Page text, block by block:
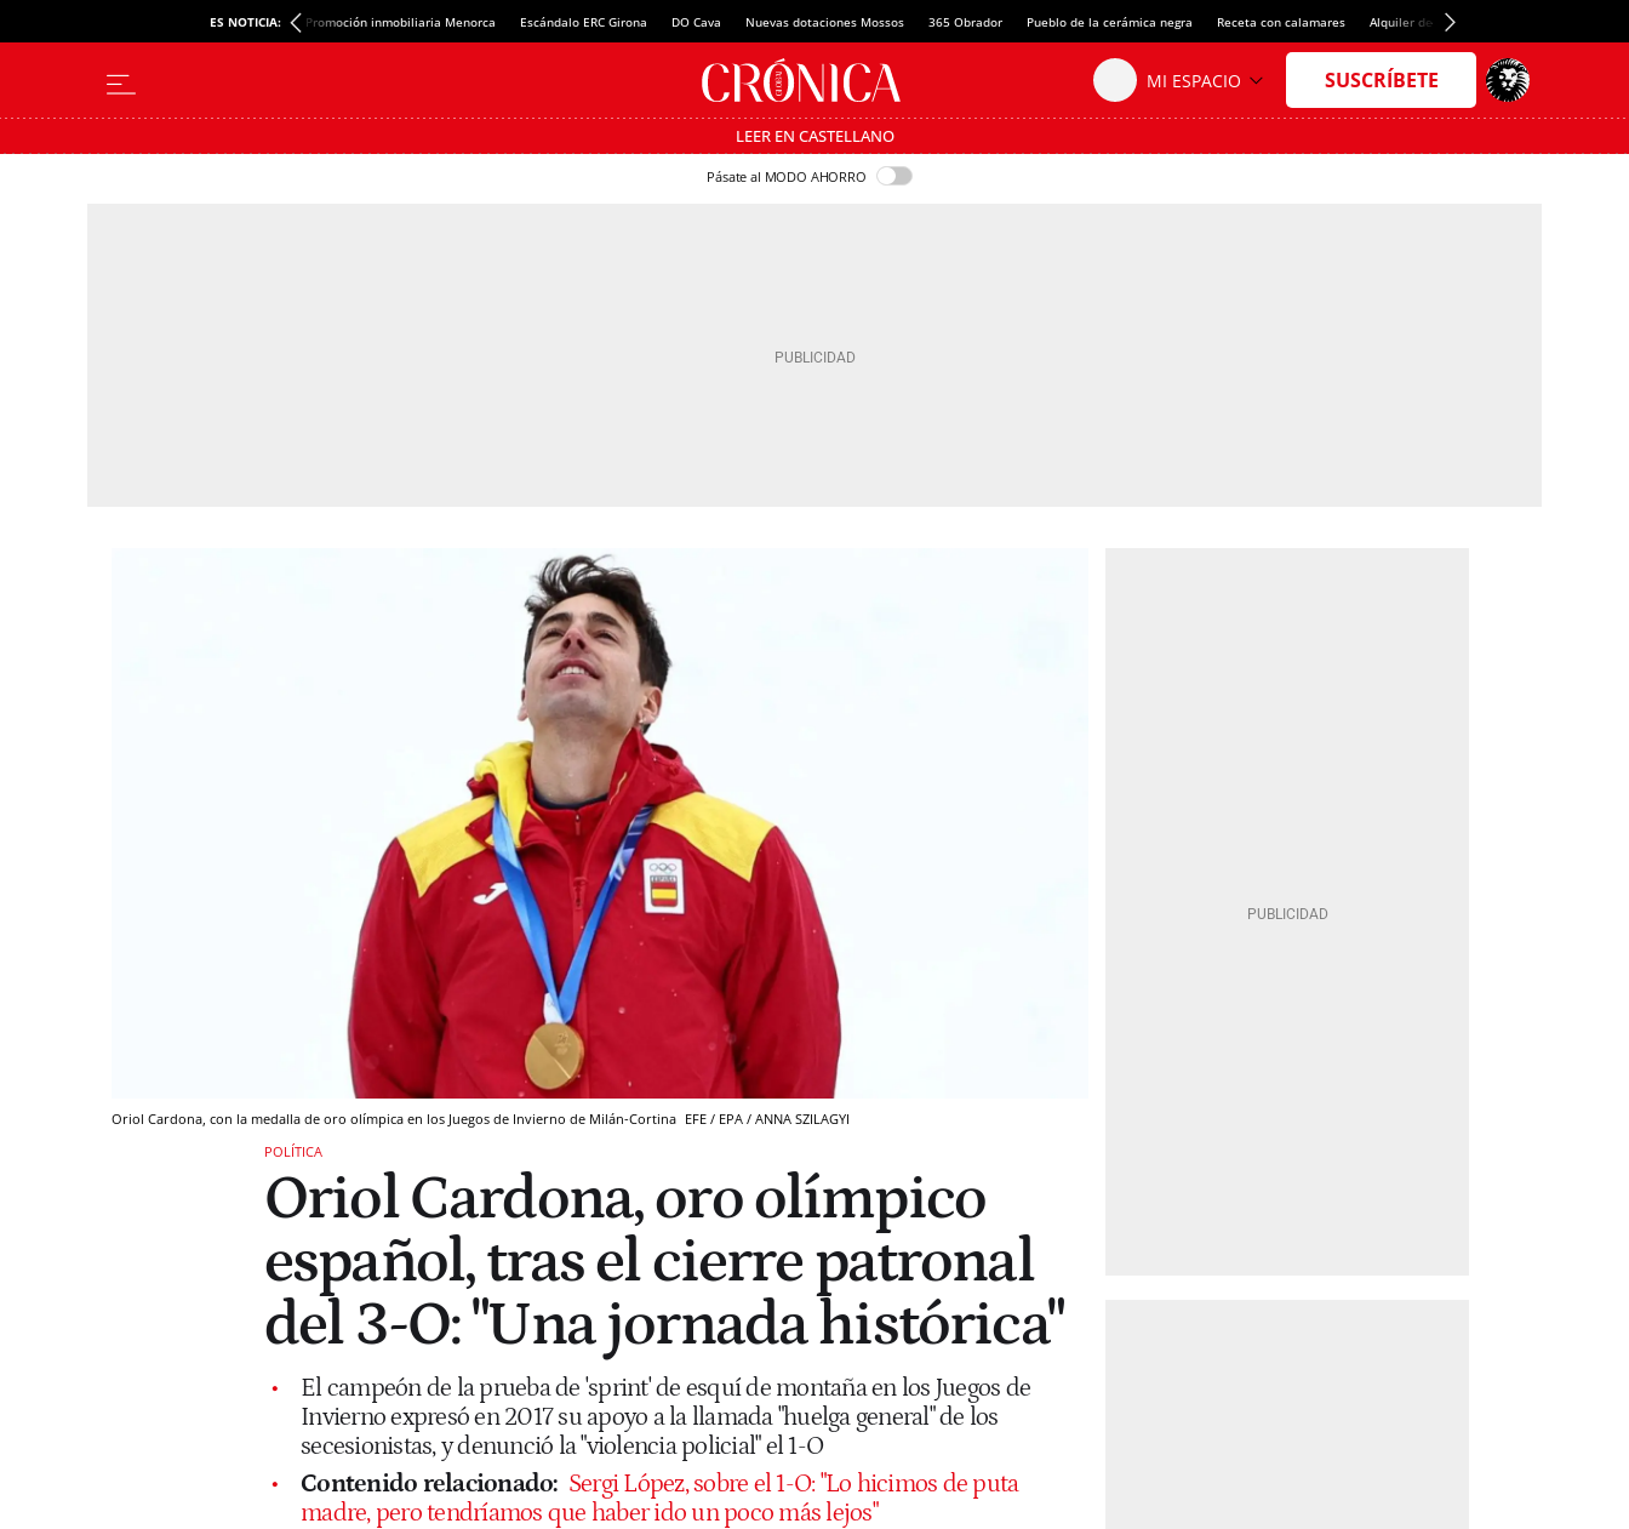
ES NOTICIA: Promoción inmobiliaria Menorca Escándalo ERC Girona DO Cava Nuevas dotaciones Mossos 365 Obrador Pueblo de la cerámica negra Receta con calamares Alquiler de habitaciones en España
LEER EN CASTELLANO
Pásate al MODO AHORRO
Oriol Cardona, con la medalla de oro olímpica en los Juegos de Invierno de Milán-Cortina EFE / EPA / ANNA SZILAGYI
POLÍTICA
Oriol Cardona, oro olímpico
español, tras el cierre patronal
del 3-O: "Una jornada histórica"
El campeón de la prueba de 'sprint' de esquí de montaña en los Juegos de
Invierno expresó en 2017 su apoyo a la llamada "huelga general" de los
secesionistas, y denunció la "violencia policial" el 1-O
Contenido relacionado: Sergi López, sobre el 1-O: "Lo hicimos de puta
madre, pero tendríamos que haber ido un poco más lejos"